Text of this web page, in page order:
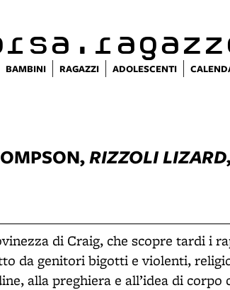
BAMBINI RAGAZZI ADOLESCENTI
RIZZOLI LIZARD
di Craig, che scopre tardi i
da genitori bigotti e violenti,
alla preghiera e all’idea di corpo